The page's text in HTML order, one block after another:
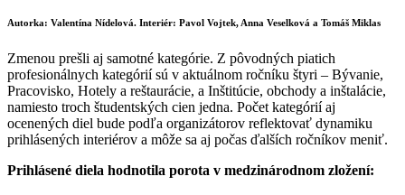
Autorka: Valentína Nídelová. Interiér: Pavol Vojtek, Anna Veselková a Tomáš Miklas
Zmenou prešli aj samotné kategórie. Z pôvodných piatich
profesionálnych kategórií sú v aktuálnom ročníku štyri – Bývanie,
Pracovisko, Hotely a reštaurácie, a Inštitúcie, obchody a inštalácie,
namiesto troch študentských cien jedna. Počet kategórií aj
ocenených diel bude podľa organizátorov reflektovať dynamiku
prihlásených interiérov a môže sa aj počas ďalších ročníkov meniť.
Prihlásené diela hodnotila porota v medzinárodnom zložení: